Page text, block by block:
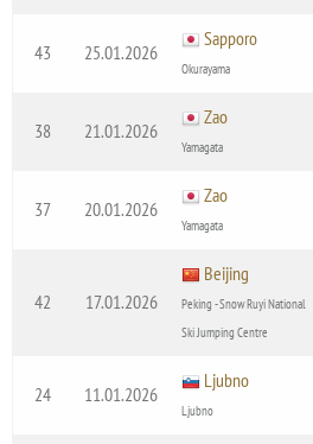
43 25.01.2026
Sapporo
Okurayama
38 21.01.2026
Zao
Yamagata
37 20.01.2026
Zao
Yamagata
42 17.01.2026
Beijing
Peking - Snow Ruyi National
Ski Jumping Centre
24 11.01.2026
Ljubno
Ljubno